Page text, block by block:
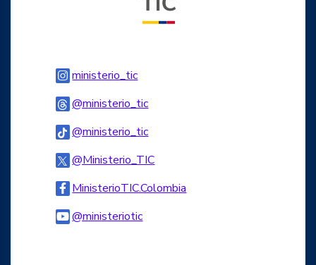
ministerio_ticLogo Instagram
@ministerio_ticLogo Threads
@ministerio_ticLogo Tiktok
@Ministerio_TICLogo Twitter
MinisterioTIC.Colombia
@ministerioticLogo Youtube